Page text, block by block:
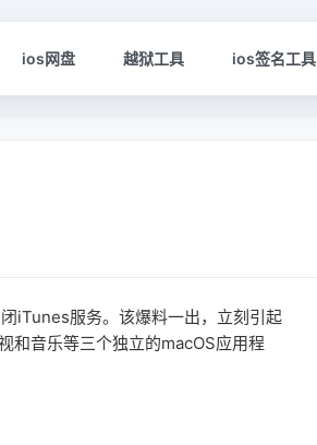
ios网盘 越狱工具 ios签名工具
iTunes服务。该爆料一出，立刻引起
和音乐等三个独立的macOS应用程